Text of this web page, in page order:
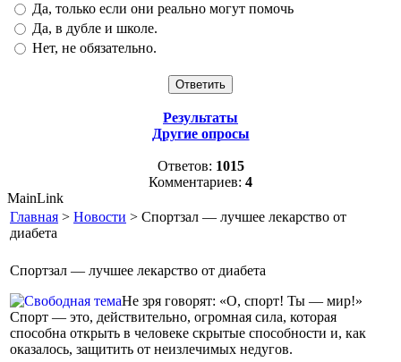
Да, только если они реально могут помочь
Да, в дубле и школе.
Нет, не обязательно.
Результаты
Другие опросы
Ответов: 1015
Комментариев: 4
MainLink
Главная > Новости > Спортзал — лучшее лекарство от
диабета
Спортзал — лучшее лекарство от диабета
Не зря говорят: «О, спорт! Ты — мир!»
Спорт — это, действительно, огромная сила, которая
способна открыть в человеке скрытые способности и, как
оказалось, защитить от неизлечимых недугов.